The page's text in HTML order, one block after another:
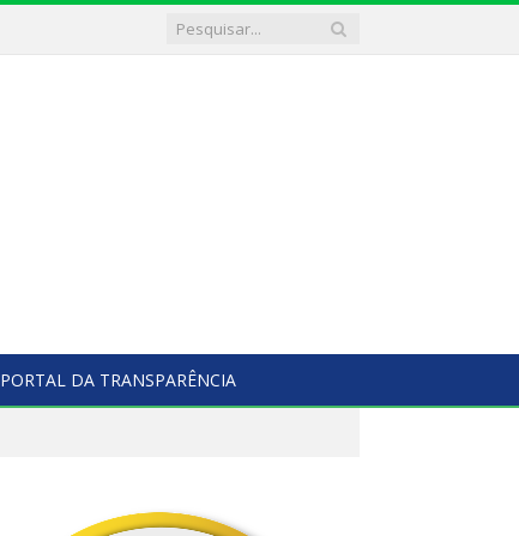
PORTAL DA TRANSPARÊNCIA